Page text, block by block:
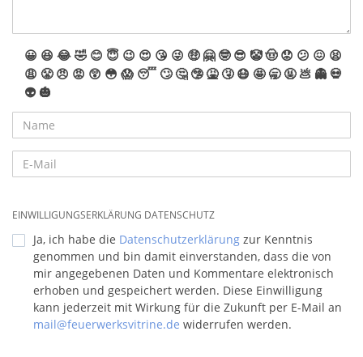
😀 😆 😂🤣 😊 😇 😉 😍 😘 😜 🤑 🤗 🤓 😎 🤡🤠 😟 😕 😖 😫
😩 😤 😠 😡 😲 😳 😱 😴 🙄 🤔 🤥 🤮 🤧 😷 🤩 🥱 🤬 💩 👻 💀
👽 🎃
EINWILLIGUNGSERKLÄRUNG DATENSCHUTZ
Ja, ich habe die Datenschutzerklärung zur Kenntnis
genommen und bin damit einverstanden, dass die von
mir angegebenen Daten und Kommentare elektronisch
erhoben und gespeichert werden. Diese Einwilligung
kann jederzeit mit Wirkung für die Zukunft per E-Mail an
mail@feuerwerksvitrine.de widerrufen werden.